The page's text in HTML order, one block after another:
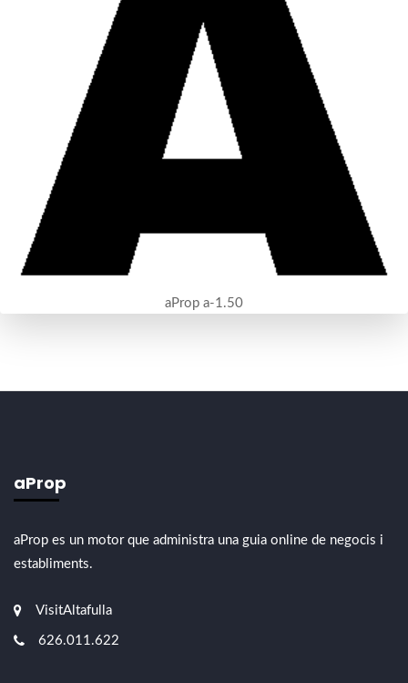
aProp a-1.50
aProp
aProp es un motor que administra una guia online de negocis i
establiments.
VisitAltafulla
626.011.622